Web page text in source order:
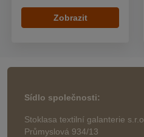
Zobrazit
Sídlo společnosti:
Stoklasa textilní galanterie s.r.o.
Průmyslová 934/13